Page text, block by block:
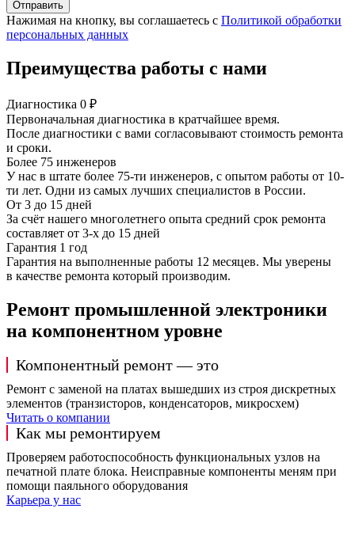
Нажимая на кнопку, вы соглашаетесь с Политикой обработки
персональных данных
Преимущества работы с нами
Диагностика 0 ₽
Первоначальная диагностика в кратчайшее время.
После диагностики с вами согласовывают стоимость ремонта
и сроки.
Более 75 инженеров
У нас в штате более 75-ти инженеров, с опытом работы от 10-
ти лет. Одни из самых лучших специалистов в России.
От 3 до 15 дней
За счёт нашего многолетнего опыта средний срок ремонта
составляет от 3-х до 15 дней
Гарантия 1 год
Гарантия на выполненные работы 12 месяцев. Мы уверены
в качестве ремонта который производим.
Ремонт промышленной электроники
на компонентном уровне
Компонентный ремонт — это
Ремонт с заменой на платах вышедших из строя дискретных
элементов (транзисторов, конденсаторов, микросхем)
Читать о компании
Как мы ремонтируем
Проверяем работоспособность функциональных узлов на
печатной плате блока. Неисправные компоненты меням при
помощи паяльного оборудования
Карьера у нас